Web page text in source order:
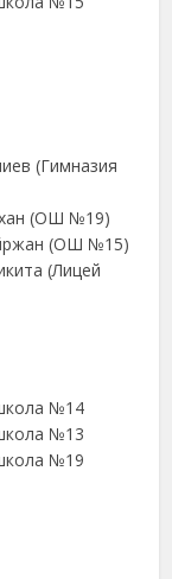
(Гимназия
(ОШ №19)
(ОШ №15)
(Лицей
№14
№13
№19